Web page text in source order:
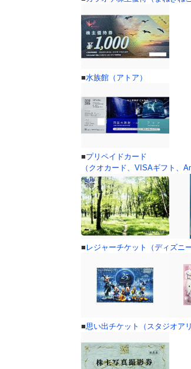
■水族館（アトア）
■プリペイドカード
（クオカード、VISAギフト、
■ レジャーチケット（ディズニ
■思い出チケット（スタジオアリ